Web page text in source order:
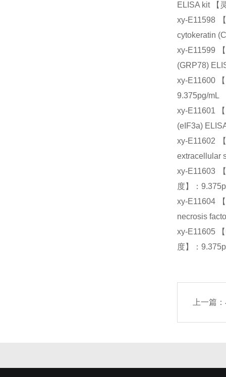
ELISA kit 【
xy-E11598
cytokeratin
xy-E11599
(GRP78)
xy-E11600
9.375pg/mL
xy-E11601
(eIF3a)
xy-E11602
extracellular
xy-E11603
度】：
xy-E11604
necrosis
xy-E11605
度】：
上一篇：